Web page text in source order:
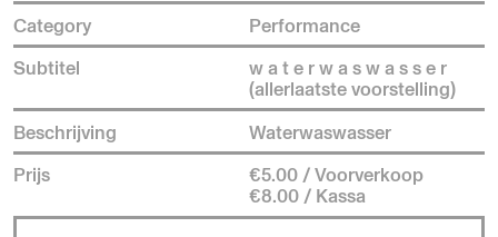
Category
Performance
Subtitel
w a t e r w a s w a s s e r
(allerlaatste voorstelling)
Beschrijving
Waterwaswasser
Prijs
€5.00 / Voorverkoop
€8.00 / Kassa